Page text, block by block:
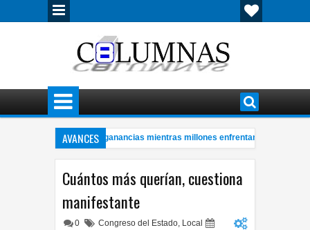
AVANCES
con millonarias ganancias mientras millones enfrentan crisis
Cuántos más querían, cuestiona
manifestante
0 Congreso del Estado, Local